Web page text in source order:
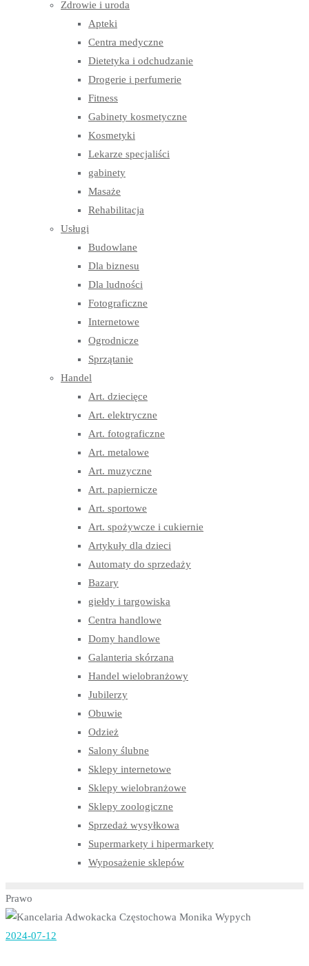
Zdrowie i uroda
Apteki
Centra medyczne
Dietetyka i odchudzanie
Drogerie i perfumerie
Fitness
Gabinety kosmetyczne
Kosmetyki
Lekarze specjaliści
gabinety
Masaże
Rehabilitacja
Usługi
Budowlane
Dla biznesu
Dla ludności
Fotograficzne
Internetowe
Ogrodnicze
Sprzątanie
Handel
Art. dziecięce
Art. elektryczne
Art. fotograficzne
Art. metalowe
Art. muzyczne
Art. papiernicze
Art. sportowe
Art. spożywcze i cukiernie
Artykuły dla dzieci
Automaty do sprzedaży
Bazary
giełdy i targowiska
Centra handlowe
Domy handlowe
Galanteria skórzana
Handel wielobranżowy
Jubilerzy
Obuwie
Odzież
Salony ślubne
Sklepy internetowe
Sklepy wielobranżowe
Sklepy zoologiczne
Sprzedaż wysyłkowa
Supermarkety i hipermarkety
Wyposażenie sklepów
Prawo
2024-07-12